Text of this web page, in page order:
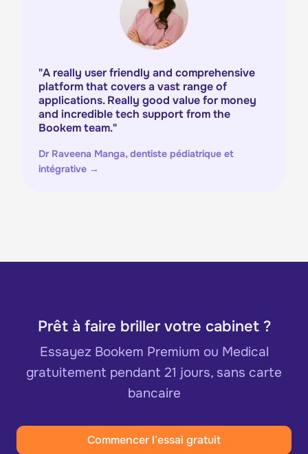
"A really user friendly and comprehensive
platform that covers a vast range of
applications. Really good value for money
and incredible tech support from the
Bookem team."
Dr Raveena Manga, dentiste pédiatrique et
intégrative →
Prêt à faire briller votre cabinet ?
Essayez Bookem Premium ou Medical
gratuitement pendant 21 jours, sans carte
bancaire
Commencer l’essai gratuit